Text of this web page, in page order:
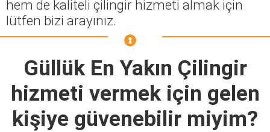
hem de kaliteli çilingir hizmeti almak için
lütfen bizi arayınız.
Güllük En Yakın Çilingir
hizmeti vermek için gelen
kişiye güvenebilir miyim?